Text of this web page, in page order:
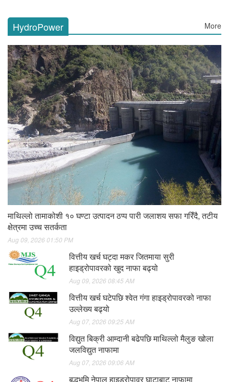
HydroPower More
माथिल्लो तामाकोशी १० घण्टा उत्पादन ठप्प पारी जलाशय सफा गरिँदै, तटीय
क्षेत्रमा उच्च सतर्कता
Aug 09, 2026 01:50 PM
वित्तीय खर्च घट्दा मकर जितमाया सुरी
हाइड्रोपावरको खुद नाफा बढ्यो
Aug 09, 2026 08:45 AM
वित्तीय खर्च घटेपछि श्वेत गंगा हाइड्रोपावरको नाफा
उल्लेख्य बढ्यो
Aug 07, 2026 09:25 AM
विद्युत बिक्री आम्दानी बढेपछि माथिल्लो मैलुङ खोला
जलविद्युत नाफामा
Aug 07, 2026 09:06 AM
बुद्धभूमि नेपाल हाइड्रोपावर घाटाबाट नाफामा